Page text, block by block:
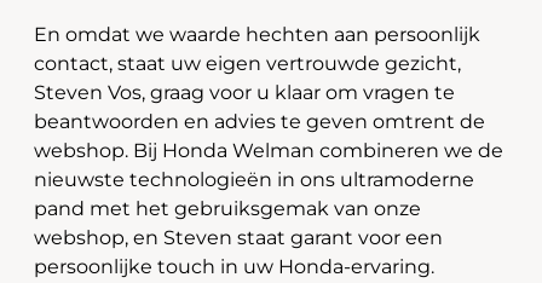
En omdat we waarde hechten aan persoonlijk
contact, staat uw eigen vertrouwde gezicht,
Steven Vos, graag voor u klaar om vragen te
beantwoorden en advies te geven omtrent de
webshop. Bij Honda Welman combineren we de
nieuwste technologieën in ons ultramoderne
pand met het gebruiksgemak van onze
webshop, en Steven staat garant voor een
persoonlijke touch in uw Honda-ervaring.